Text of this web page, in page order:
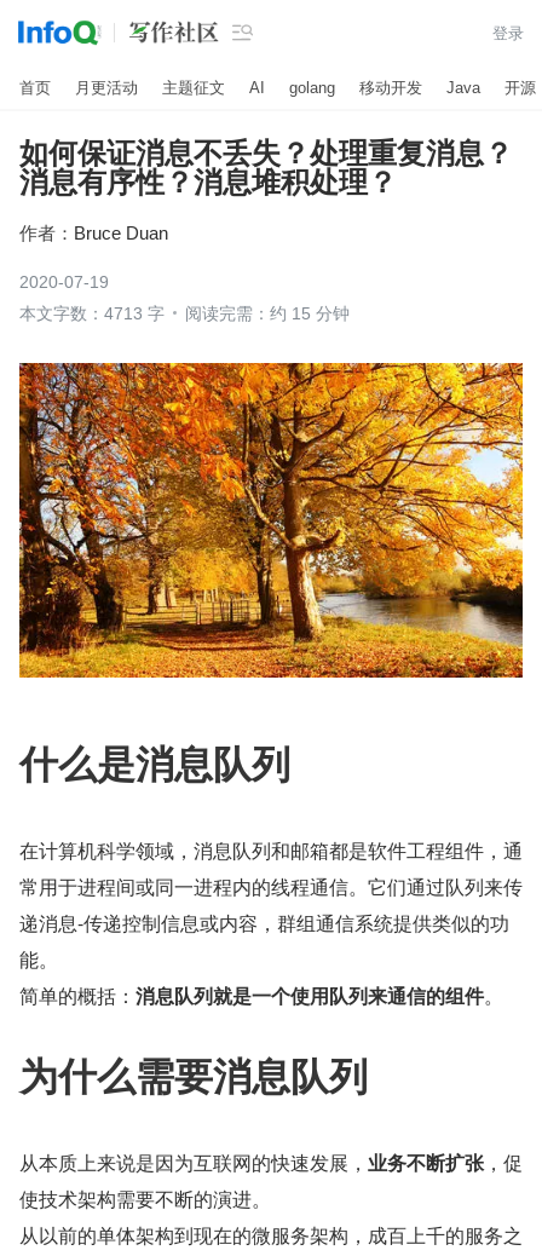
 登录
首页 月更活动 主题征文 AI golang 移动开发 Java 开源
如何保证消息不丢失？处理重复消息？
消息有序性？消息堆积处理？
作者： Bruce Duan
2020-07-19
本文字数：4713 字
阅读完需：约 15 分钟
什么是消息队列
在计算机科学领域，消息队列和邮箱都是软件工程组件，通
常用于进程间或同一进程内的线程通信。它们通过队列来传
递消息-传递控制信息或内容，群组通信系统提供类似的功
能。
简单的概括： 消息队列就是一个使用队列来通信的组件。
为什么需要消息队列
从本质上来说是因为互联网的快速发展， 业务不断扩张，促
使技术架构需要不断的演进。
从以前的单体架构到现在的微服务架构，成百上千的服务之